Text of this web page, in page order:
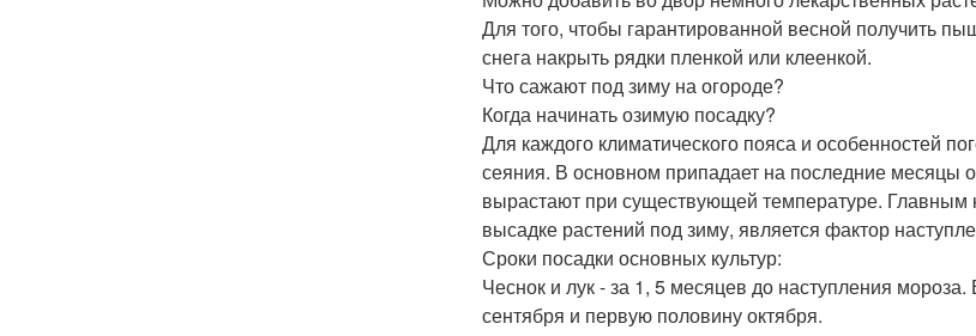
Для того, чтобы гарантированной весной получить
снега накрыть рядки пленкой или клеенкой.
Что сажают под зиму на огороде?
Когда начинать озимую посадку?
Для каждого климатического пояса и особенностей
сеяния. В основном припадает на последние месяцы
вырастают при существующей температуре. Главным
высадке растений под зиму, является фактор
Сроки посадки основных культур:
Чеснок и лук - за 1, 5 месяцев до наступления
сентября и первую половину октября.